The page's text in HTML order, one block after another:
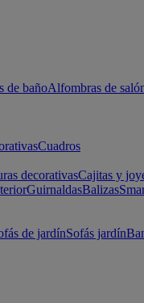
de bañoAlfombras de
Cuadros
decorativasCajitas y
GuirnaldasBalizas
de jardínSofás jardín